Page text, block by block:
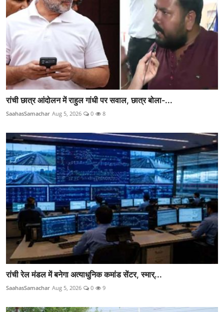
रांची छात्र आंदोलन में राहुल गांधी पर सवाल, छात्र बोला-...
SaahasSamachar Aug 5, 2026 0 8
रांची रेल मंडल में बनेगा अत्याधुनिक कमांड सेंटर, स्मार्...
SaahasSamachar Aug 5, 2026 0 9